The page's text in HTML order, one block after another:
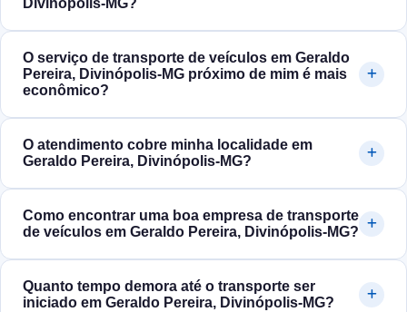
Divinópolis‑MG?
O serviço de transporte de veículos em Geraldo
Pereira, Divinópolis‑MG próximo de mim é mais
econômico?
O atendimento cobre minha localidade em
Geraldo Pereira, Divinópolis‑MG?
Como encontrar uma boa empresa de transporte
de veículos em Geraldo Pereira, Divinópolis‑MG?
Quanto tempo demora até o transporte ser
iniciado em Geraldo Pereira, Divinópolis‑MG?